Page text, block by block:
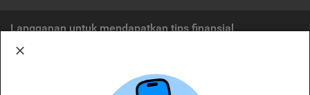
Langganan untuk mendapatkan tips finansial